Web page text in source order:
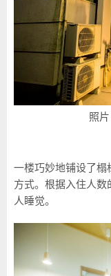
照
一楼巧妙地铺设了
方式。根据入住人
人睡觉。